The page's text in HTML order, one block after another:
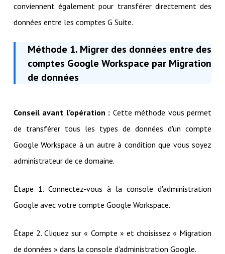
conviennent également pour transférer directement des
données entre les comptes G Suite.
Méthode 1. Migrer des données entre des
comptes Google Workspace par Migration
de données
Conseil avant l'opération : Cette méthode vous permet
de transférer tous les types de données d'un compte
Google Workspace à un autre à condition que vous soyez
administrateur de ce domaine.
Étape 1. Connectez-vous à la console d'administration
Google avec votre compte Google Workspace.
Étape 2. Cliquez sur « Compte » et choisissez « Migration
de données » dans la console d'administration Google.